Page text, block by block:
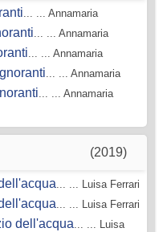
... ... Annamaria
... ... Annamaria
... ... Annamaria
... ... Annamaria
... ... Annamaria
(2019)
... ... Luisa Ferrari
... ... Luisa Ferrari
dell'acqua ... ... Luisa